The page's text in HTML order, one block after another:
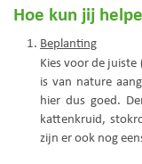
Hoe kun jij
Beplanting
Kies voor de juiste
is van nature
hier dus goed.
kattenkruid,
zijn er ook nog